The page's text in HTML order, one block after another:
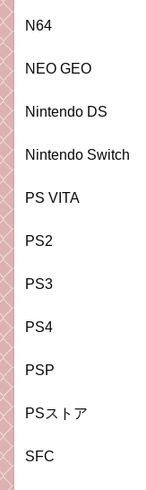
N64
NEO GEO
Nintendo DS
Nintendo Switch
PS VITA
PS2
PS3
PS4
PSP
PSストア
SFC